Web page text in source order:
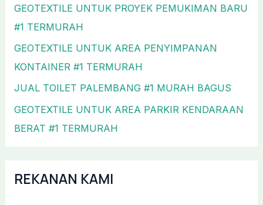
GEOTEXTILE UNTUK PROYEK PEMUKIMAN BARU
#1 TERMURAH
GEOTEXTILE UNTUK AREA PENYIMPANAN
KONTAINER #1 TERMURAH
JUAL TOILET PALEMBANG #1 MURAH BAGUS
GEOTEXTILE UNTUK AREA PARKIR KENDARAAN
BERAT #1 TERMURAH
REKANAN KAMI